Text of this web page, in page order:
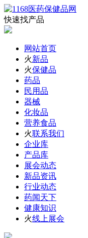
快速找产品
网站首页
火新品
火保健品
药品
民用品
器械
化妆品
营养食品
火联系我们
企业库
产品库
展会动态
新品资讯
行业动态
药闻天下
健康知识
火线上展会